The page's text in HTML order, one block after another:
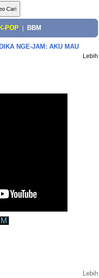
K-POP BBM
NGE-JAM: AKU MAU
Lebih
Lebih